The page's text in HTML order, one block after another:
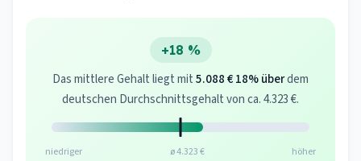
+18 %
Das mittlere Gehalt liegt mit5.088 €18% überdem
deutschen Durchschnittsgehalt von ca. 4.323 €.
niedriger ø 4.323 € höher